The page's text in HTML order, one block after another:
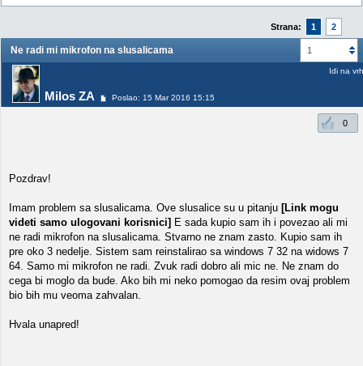
Strana: 1 2
1
Ne radi mi mikrofon na slusalicama
Milos ZA Poslao: 15 Mar 2016 15:15
Idi na vrh
0
Pozdrav!
Imam problem sa slusalicama. Ove slusalice su u pitanju [Link mogu
videti samo ulogovani korisnici] E sada kupio sam ih i povezao ali mi
ne radi mikrofon na slusalicama. Stvarno ne znam zasto. Kupio sam ih
pre oko 3 nedelje. Sistem sam reinstalirao sa windows 7 32 na widows 7
64. Samo mi mikrofon ne radi. Zvuk radi dobro ali mic ne. Ne znam do
cega bi moglo da bude. Ako bih mi neko pomogao da resim ovaj problem
bio bih mu veoma zahvalan.
Hvala unapred!